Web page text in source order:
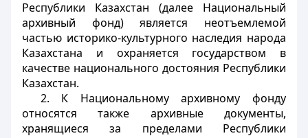
Республики Казахстан (далее Национальный
архивный фонд) является неотъемлемой
частью историко-культурного наследия народа
Казахстана и охраняется государством в
качестве национального достояния Республики
Казахстан.
2. К Национальному архивному фонду
относятся также архивные документы,
хранящиеся за пределами Республики